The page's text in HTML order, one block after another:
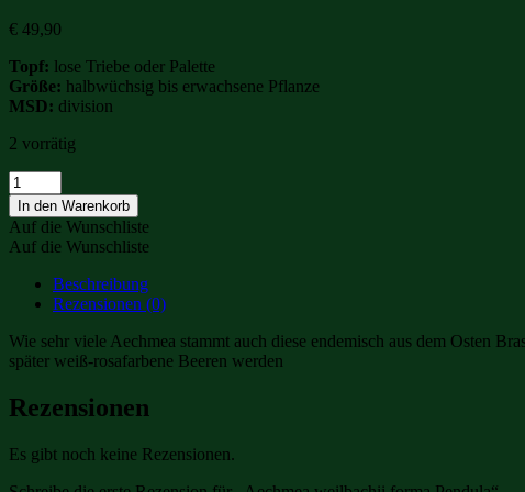
€ 49,90
Topf: lose Triebe oder Palette
Größe: halbwüchsig bis erwachsene Pflanze
MSD: division
2 vorrätig
Aechmea
weilbachii
forma
Pendula
Menge
In den Warenkorb
Auf die Wunschliste
Auf die Wunschliste
Beschreibung
Rezensionen (0)
Wie sehr viele Aechmea stammt auch diese endemisch aus dem Osten
später weiß-rosafarbene Beeren werden
Rezensionen
Es gibt noch keine Rezensionen.